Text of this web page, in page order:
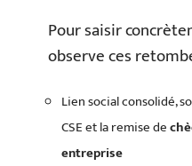
Pour saisir
observe ces
Lien social consolidé,
CSE et la remise de
entreprise